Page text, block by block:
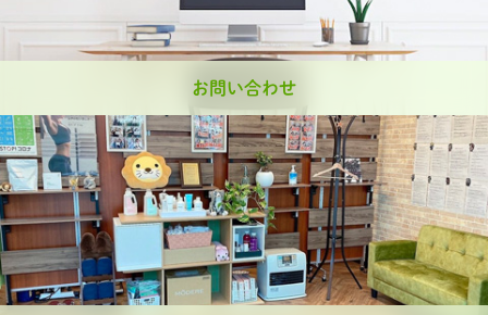
お問い合わせ